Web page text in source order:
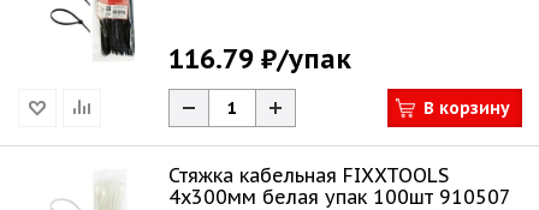
116.79 ₽/упак
В корзину
Стяжка кабельная FIXXTOOLS
4х300мм белая упак 100шт 910507